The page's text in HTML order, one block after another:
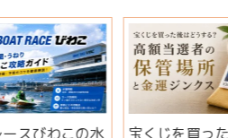
水 宝くじを買った後はどう